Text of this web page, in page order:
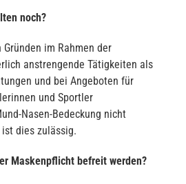
noch?
im Rahmen der
anstrengende Tätigkeiten als
und bei Angeboten für
und Sportler
Nasen-Bedeckung nicht
dies zulässig.
Maskenpflicht befreit werden?